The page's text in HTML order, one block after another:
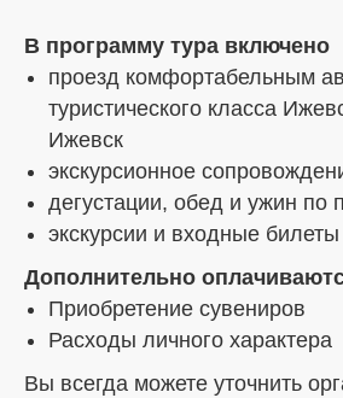
В программу тура включено
проезд комфортабельным
туристического класса
Ижевск
экскурсионное
дегустации, обед и ужин по
экскурсии и входные
Дополнительно
Приобретение сувениров
Расходы личного характера
Вы всегда можете уточнить